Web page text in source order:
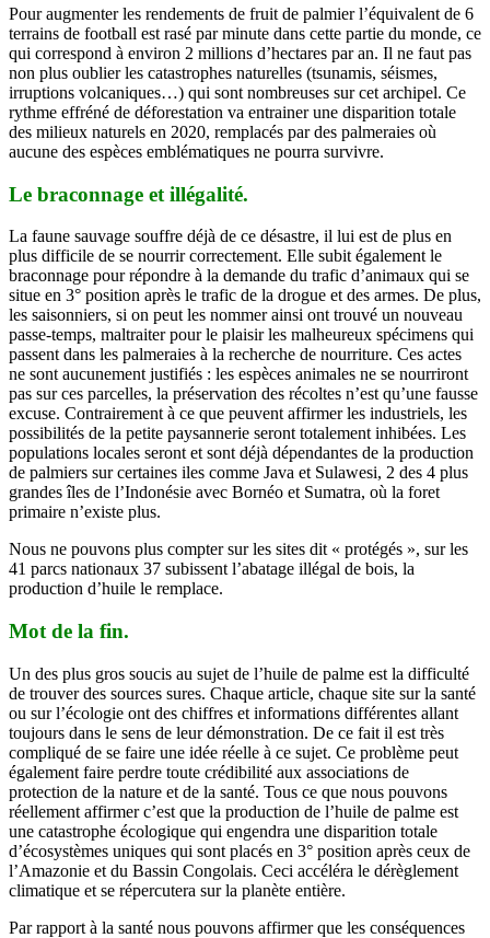
Pour augmenter les rendements de fruit de palmier l’équivalent de 6
terrains de football est rasé par minute dans cette partie du monde, ce
qui correspond à environ 2 millions d’hectares par an. Il ne faut pas
non plus oublier les catastrophes naturelles (tsunamis, séismes,
irruptions volcaniques…) qui sont nombreuses sur cet archipel. Ce
rythme effréné de déforestation va entrainer une disparition totale
des milieux naturels en 2020, remplacés par des palmeraies où
aucune des espèces emblématiques ne pourra survivre.
Le braconnage et illégalité.
La faune sauvage souffre déjà de ce désastre, il lui est de plus en
plus difficile de se nourrir correctement. Elle subit également le
braconnage pour répondre à la demande du trafic d’animaux qui se
situe en 3° position après le trafic de la drogue et des armes. De plus,
les saisonniers, si on peut les nommer ainsi ont trouvé un nouveau
passe-temps, maltraiter pour le plaisir les malheureux spécimens qui
passent dans les palmeraies à la recherche de nourriture. Ces actes
ne sont aucunement justifiés : les espèces animales ne se nourriront
pas sur ces parcelles, la préservation des récoltes n’est qu’une fausse
excuse. Contrairement à ce que peuvent affirmer les industriels, les
possibilités de la petite paysannerie seront totalement inhibées. Les
populations locales seront et sont déjà dépendantes de la production
de palmiers sur certaines iles comme Java et Sulawesi, 2 des 4 plus
grandes îles de l’Indonésie avec Bornéo et Sumatra, où la foret
primaire n’existe plus.
Nous ne pouvons plus compter sur les sites dit « protégés », sur les
41 parcs nationaux 37 subissent l’abatage illégal de bois, la
production d’huile le remplace.
Mot de la fin.
Un des plus gros soucis au sujet de l’huile de palme est la difficulté
de trouver des sources sures. Chaque article, chaque site sur la santé
ou sur l’écologie ont des chiffres et informations différentes allant
toujours dans le sens de leur démonstration. De ce fait il est très
compliqué de se faire une idée réelle à ce sujet. Ce problème peut
également faire perdre toute crédibilité aux associations de
protection de la nature et de la santé. Tous ce que nous pouvons
réellement affirmer c’est que la production de l’huile de palme est
une catastrophe écologique qui engendra une disparition totale
d’écosystèmes uniques qui sont placés en 3° position après ceux de
l’Amazonie et du Bassin Congolais. Ceci accéléra le dérèglement
climatique et se répercutera sur la planète entière.
Par rapport à la santé nous pouvons affirmer que les conséquences